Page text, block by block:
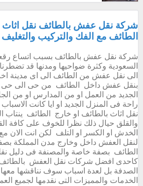
شركة نقل عفش بالطائف نقل اثاث
الطائف مع الفك والتركيب
شركة نقل عفش بالطائف بسبب اتساع رقعة
السعودية وكثرة ضواحيها ومدنها قد
الى نقل عفش من الطائف الى اى مدينة
بنقل عفش داخل الطائف من حى الى حى
الجديد من العمل او من المدارس او من
راحة فى المنزل الجديد او ايا كانت
نقل اثاث بالطائف او خارج الطائف ينتاب
والقلق حيال ذلك نظرا للخوف على كافة
الخدش او الكسر او التلف لكن انت الان
لنقل العفش داخل وخارج مدن المملكة
الطائف بصفة خاصة والمصنفة فى دليل
كاحدى افضل شركات نقل العفش بالطائف
الصدفة بل لعدة اسباب سوف نناقشها معها
الخدمات والمميزات التى نقدمها لجميع